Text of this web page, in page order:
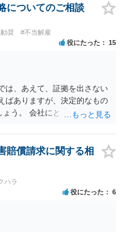
に辞任したときは，「やむを
賠償しなければならなくなり
」の典型ですが，程度によ
任を認めてくれるのであれ
にとっての株主）の承諾は
役には，取締役辞任の登記
社が株主代表訴訟を提起する
追及できる責任は，あなた
懈怠責任）の範囲に留まり
とはできません。 実際上問
には，最終的には訴訟を提起
についてのご相談
奨 #不当解雇
役にたった 15
は、あえて、証拠を出さない
ばありますが、決定的なもの
う。 会社にとっても負担で
でされるので、一般の方が思
。賠償請求に関する相
ハラ
役にたった 6